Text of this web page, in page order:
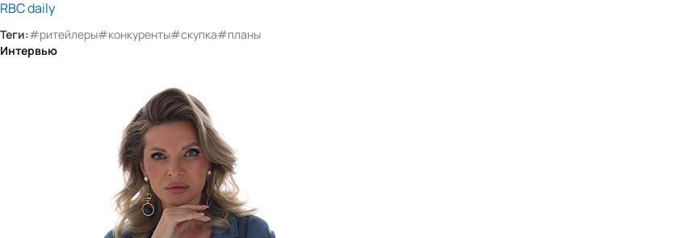
RBC daily
Теги:#ритейлеры#конкуренты#скупка#планы
Интервью